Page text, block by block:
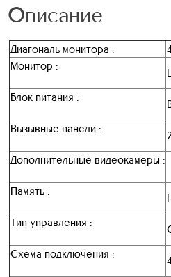
Описание
Диагональ монитора :
Монитор :
Блок питания :
Вызывные панели :
Дополнительные видеокамеры :
Память :
Тип управления :
Схема подключения :